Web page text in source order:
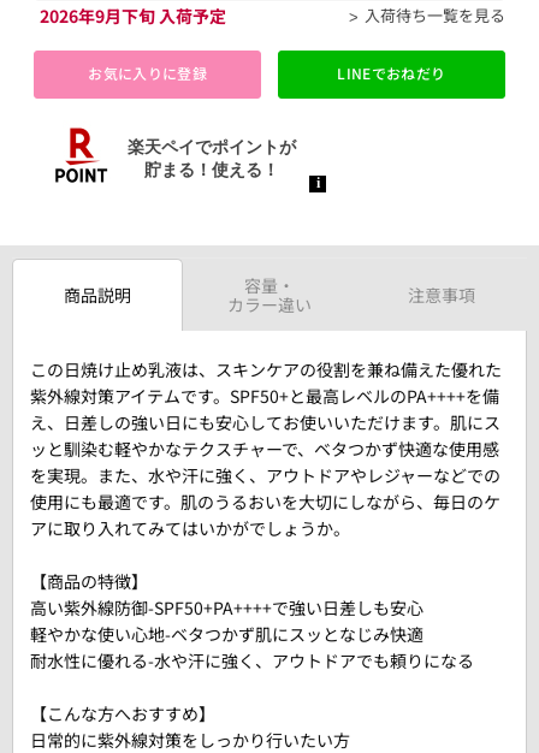
2026年9月下旬 入荷予定
入荷待ち一覧を見る
お気に入りに登録 LINEでおねだり
商品説明
容量・
カラー違い
注意事項
この日焼け止め乳液は、スキンケアの役割を兼ね備えた優れた
紫外線対策アイテムです。SPF50+と最高レベルのPA++++を備
え、日差しの強い日にも安心してお使いいただけます。肌にス
ッと馴染む軽やかなテクスチャーで、ベタつかず快適な使用感
を実現。また、水や汗に強く、アウトドアやレジャーなどでの
使用にも最適です。肌のうるおいを大切にしながら、毎日のケ
アに取り入れてみてはいかがでしょうか。
【商品の特徴】
高い紫外線防御-SPF50+PA++++で強い日差しも安心
軽やかな使い心地-ベタつかず肌にスッとなじみ快適
耐水性に優れる-水や汗に強く、アウトドアでも頼りになる
【こんな方へおすすめ】
日常的に紫外線対策をしっかり行いたい方